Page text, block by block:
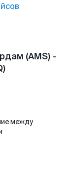
(AMS) -
между